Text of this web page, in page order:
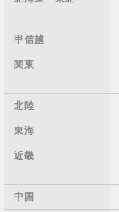
甲信越
関東
北陸
東海
近畿
中国